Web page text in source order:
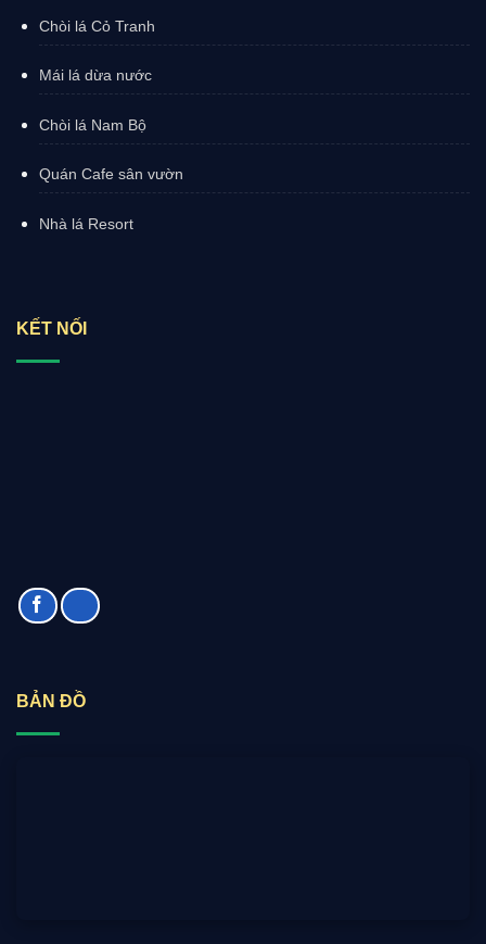
Chòi lá Cỏ Tranh
Mái lá dừa nước
Chòi lá Nam Bộ
Quán Cafe sân vườn
Nhà lá Resort
KẾT NỐI
BẢN ĐỒ